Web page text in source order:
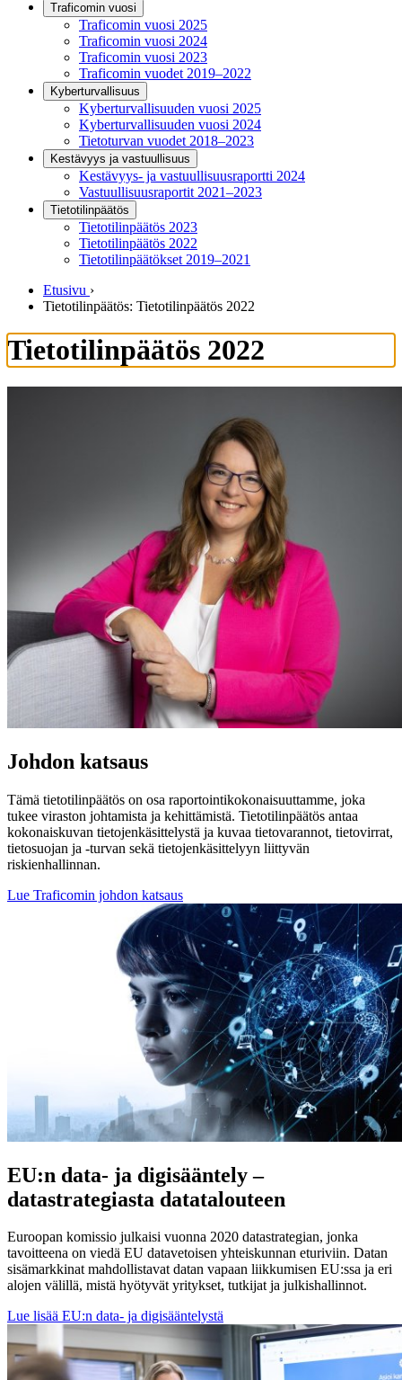
Traficomin vuosi
Traficomin vuosi 2025
Traficomin vuosi 2024
Traficomin vuosi 2023
Traficomin vuodet 2019–2022
Kyberturvallisuus
Kyberturvallisuuden vuosi 2025
Kyberturvallisuuden vuosi 2024
Tietoturvan vuodet 2018–2023
Kestävyys ja vastuullisuus
Kestävyys- ja vastuullisuusraportti 2024
Vastuullisuusraportit 2021–2023
Tietotilinpäätös
Tietotilinpäätös 2023
Tietotilinpäätös 2022
Tietotilinpäätökset 2019–2021
Etusivu ›
Tietotilinpäätös: Tietotilinpäätös 2022
Tietotilinpäätös 2022
Johdon katsaus
Tämä tietotilinpäätös on osa raportointikokonaisuuttamme, joka
tukee viraston johtamista ja kehittämistä. Tietotilinpäätös antaa
kokonaiskuvan tietojenkäsittelystä ja kuvaa tietovarannot, tietovirrat,
tietosuojan ja -turvan sekä tietojenkäsittelyyn liittyvän
riskienhallinnan.
Lue Traficomin johdon katsaus
EU:n data- ja digisääntely –
datastrategiasta datatalouteen
Euroopan komissio julkaisi vuonna 2020 datastrategian, jonka
tavoitteena on viedä EU datavetoisen yhteiskunnan eturiviin. Datan
sisämarkkinat mahdollistavat datan vapaan liikkumisen EU:ssa ja eri
alojen välillä, mistä hyötyvät yritykset, tutkijat ja julkishallinnot.
Lue lisää EU:n data- ja digisääntelystä